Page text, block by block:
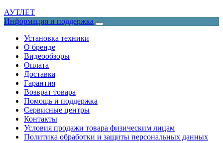
АУТЛЕТ
Информация и поддержка
Установка техники
О бренде
Видеообзоры
Оплата
Доставка
Гарантия
Возврат товара
Помощь и поддержка
Сервисные центры
Контакты
Условия продажи товара физическим лицам
Политика обработки и защиты персональных данных